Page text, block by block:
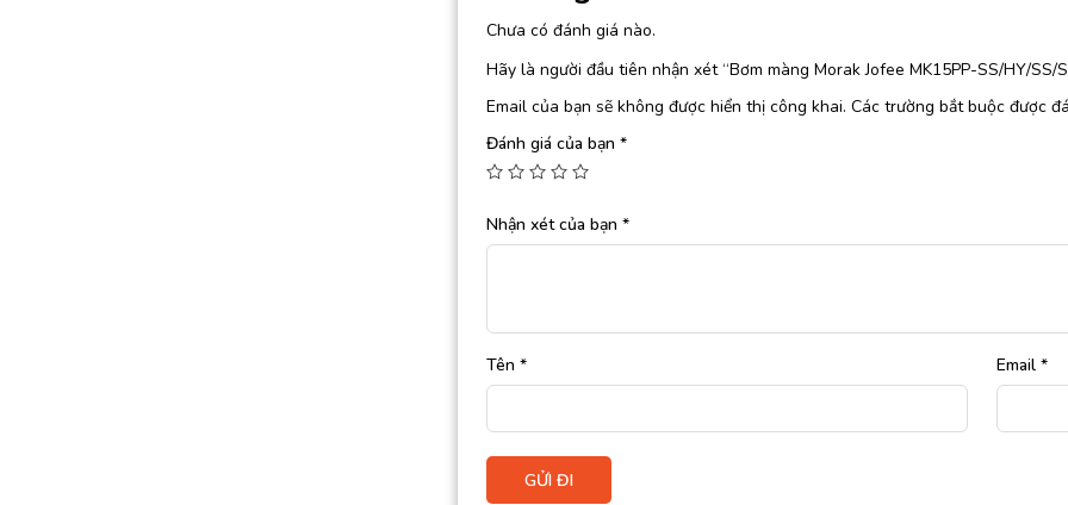
Chưa có đánh giá nào.
Hãy là người đầu tiên nhận xét “Bơm màng Morak Jofee MK15PP-SS/HY/SS/
Email của bạn sẽ không được hiển thị công khai. Các trường bắt buộc được
Đánh giá của bạn *
Nhận xét của bạn *
Tên * Email *